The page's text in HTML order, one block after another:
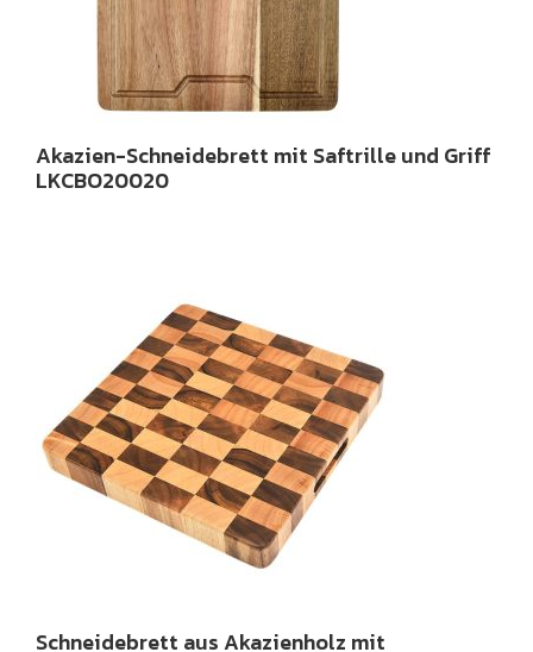
Akazien-Schneidebrett mit Saftrille und Griff
LKCBO20020
Schneidebrett aus Akazienholz mit